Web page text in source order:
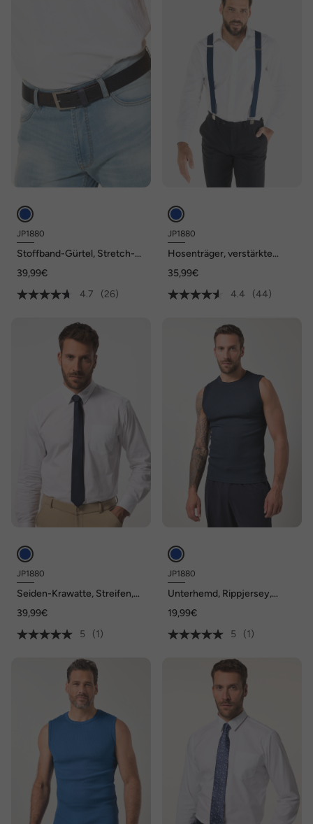
JP1880
Stoffband-Gürtel, Stretch-
39,99€
4.7
(26)
JP1880
Hosenträger, verstärkte
35,99€
4.4
(44)
JP1880
Seiden-Krawatte, Streifen,
39,99€
5
(1)
JP1880
Unterhemd, Rippjersey,
19,99€
5
(1)